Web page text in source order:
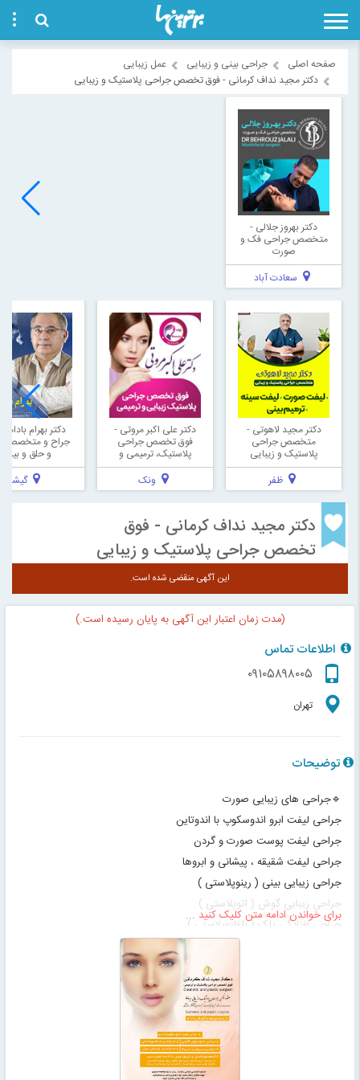
صفحه اصلی جراحی بینی و زیبایی
عمل زیبایی
دکتر مجید نداف کرمانی - فوق تخصص جراحی پلاستیک و زیبایی
دکتر بهروز جلالی -
متخصص جراحی فک و
صورت
سعادت آباد
دکتر مجید لاهوتی -
متخصص جراحی
پلاستیک و زیبایی
ظفر
دکتر علی اکبر مروتی -
فوق تخصص جراحی
پلاستیک، ترمیمی و
زیبایی
ونک
دکتر بهرام
جراح و متخصص
و حلق و بینی
گیشا
دکتر مجید نداف کرمانی - فوق
تخصص جراحی پلاستیک و زیبایی
این آگهی منقضی شده است.
(مدت زمان اعتبار این آگهی به پایان رسیده است.)
اطلاعات تماس
۰۹۱۰۵۸۹۸۰۰۵
تهران
توضیحات
🔹جراحی های زیبایی صورت
جراحی لیفت ابرو اندوسکوپ با اندوتاین
جراحی لیفت پوست صورت و گردن
جراحی لیفت شقیقه ، پیشانی و ابروها
جراحی زیبایی بینی ( رینوپلاستی )
جراحی زیبایی گوش ( اتوپلاستی )
جراحی افتادگی پلک ( بلفاروپلاستی )
رفع چین و چروک‌ پیشانی با لیفت
🔹جراحی های زیبایی شکم و اندام
برای خواندن ادامه متن کلیک کنید ...